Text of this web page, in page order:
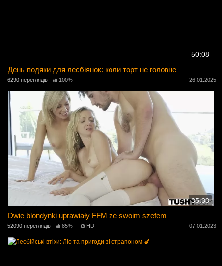
50:08
День подяки для лесбіянок: коли торт не головне
6290 переглядів 100% 26.01.2025
35:33
Dwie blondynki uprawiały FFM ze swoim szefem
52090 переглядів 85% HD 07.01.2023